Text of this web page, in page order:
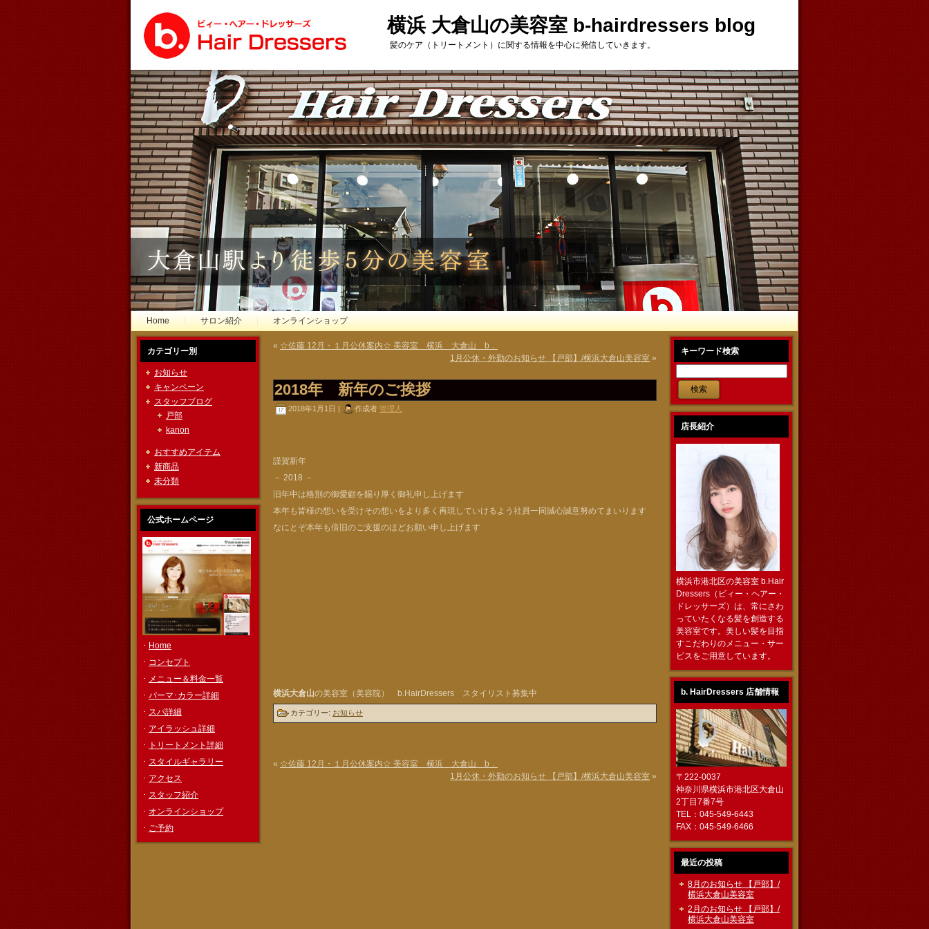
横浜 大倉山の美容室 b-hairdressers blog
髪のケア（トリートメント）に関する情報を中心に発信していきます。
Home サロン紹介 オンラインショップ
カテゴリー別
お知らせ
キャンペーン
スタッフブログ
戸部
kanon
おすすめアイテム
新商品
未分類
公式ホームページ
･ Home
･ コンセプト
･ メニュー＆料金一覧
･ パーマ･カラー詳細
･ スパ詳細
･ アイラッシュ詳細
･
トリートメント詳細
･ スタイルギャラリー
･ アクセス
･ スタッフ紹介
･ オンラインショップ
･ ご予約
« ☆佐藤 12月・１月公休案内☆ 美容室 横浜 大倉山 b．
1月公休・外勤のお知らせ 【戸部】/横浜大倉山美容室 »
2018年 新年のご挨拶
2018年1月1日 | 作成者 管理人
謹賀新年
－ 2018 －
旧年中は格別の御愛顧を賜り厚く御礼申し上げます
本年も皆様の想いを受けその想いをより多く再現していけるよう社員一同誠心誠意努めてまいります
なにとぞ本年も倍旧のご支援のほどお願い申し上げます
横浜大倉山の美容室（美容院） b.HairDressers スタイリスト募集中
カテゴリー: お知らせ
« ☆佐藤 12月・１月公休案内☆ 美容室 横浜 大倉山 b．
1月公休・外勤のお知らせ 【戸部】/横浜大倉山美容室 »
キーワード検索
店長紹介
横浜市港北区の美容室 b.Hair
Dressers（ビィー・ヘアー・
ドレッサーズ）は、常にさわ
っていたくなる髪を創造する
美容室です。美しい髪を目指
すこだわりのメニュー・サー
ビスをご用意しています。
b. HairDressers 店舗情報
〒222-0037
神奈川県横浜市港北区大倉山
2丁目7番7号
TEL：045-549-6443
FAX：045-549-6466
最近の投稿
8月のお知らせ 【戸部】/
横浜大倉山美容室
2月のお知らせ 【戸部】/
横浜大倉山美容室